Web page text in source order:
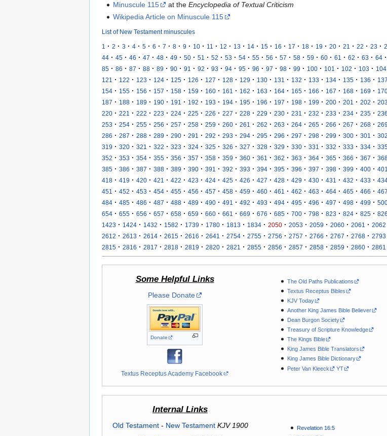
Minuscule 115 at theEncyclopedia of Textual Criticism
Wikipedia Article on Minuscule 115
List of New Testament minuscules
1 · 2 · 3 · 4 · 5 · 6 · 7 · 8 · 9 · 10 · 11 · 12 · 13 · 14 · 15 · 16 · 17 · 18 · 19 · 20 · 21 · 22 · 23 ·
44 · 45 · 46 · 47 · 48 · 49 · 50 · 51 · 52 · 53 · 54 · 55 · 56 · 57 · 58 · 59 · 60 · 61 · 62 · 63 · 64 ·
85 · 86 · 87 · 88 · 89 · 90 · 91 · 92 · 93 · 94 · 95 · 96 · 97 · 98 · 99 · 100 · 101 · 102 · 103 · 104
121 · 122 · 123 · 124 · 125 · 126 · 127 · 128 · 129 · 130 · 131 · 132 · 133 · 134 · 135 · 136 · 137
154 · 155 · 156 · 157 · 158 · 159 · 160 · 161 · 162 · 163 · 164 · 165 · 166 · 167 · 168 · 169 ·
187 · 188 · 189 · 190 · 191 · 192 · 193 · 194 · 195 · 196 · 197 · 198 · 199 · 200 · 201 · 202 ·
220 · 221 · 222 · 223 · 224 · 225 · 226 · 227 · 228 · 229 · 230 · 231 · 232 · 233 · 234 · 235 · 236
253 · 254 · 255 · 256 · 257 · 258 · 259 · 260 · 261 · 262 · 263 · 264 · 265 · 266 · 267 · 268 ·
286 · 287 · 288 · 289 · 290 · 291 · 292 · 293 · 294 · 295 · 296 · 297 · 298 · 299 · 300 · 301 · 302
319 · 320 · 321 · 322 · 323 · 324 · 325 · 326 · 327 · 328 · 329 · 330 · 331 · 332 · 333 · 334 ·
352 · 353 · 354 · 355 · 356 · 357 · 358 · 359 · 360 · 361 · 362 · 363 · 364 · 365 · 366 · 367 ·
385 · 386 · 387 · 388 · 389 · 390 · 391 · 392 · 393 · 394 · 395 · 396 · 397 · 398 · 399 · 400 · 401
418 · 419 · 420 · 421 · 422 · 423 · 424 · 425 · 426 · 427 · 428 · 429 · 430 · 431 · 432 · 433 ·
451 · 452 · 453 · 454 · 455 · 456 · 457 · 458 · 459 · 460 · 461 · 462 · 463 · 464 · 465 · 466 · 467
484 · 485 · 486 · 487 · 488 · 489 · 490 · 491 · 492 · 493 · 494 · 495 · 496 · 497 · 498 · 499 ·
654 · 655 · 656 · 657 · 658 · 659 · 660 · 661 · 669 · 676 · 685 · 700 · 798 · 823 · 824 · 825 · 826
1423 · 1424 · 1432 · 1582 · 1739 · 1780 · 1813 · 1834 · 2050 · 2053 · 2059 · 2060 · 2061 · 2062
2612 · 2613 · 2614 · 2615 · 2616 · 2641 · 2754 · 2755 · 2756 · 2757 · 2766 · 2767 · 2768 · 2793
2815 · 2816 · 2817 · 2818 · 2819 · 2820 · 2821 · 2855 · 2856 · 2857 · 2858 · 2859 · 2860 · 2861
Some Helpful Links
Please Donate
Donate
Textus Receptus Academy Facebook
The Old Paths Publications
Textus Receptus Bibles
KJV Today
Another King James Bible Believer
Dean Burgon Society
Treasury of Scripture Knowledge
The Kings Bible
King James Bible Translators
King James Bible Dictionary
Peter Van Kleeck
YT
Internal Links
Old Testament- New Testament KJV 1900
Revelation 16:5